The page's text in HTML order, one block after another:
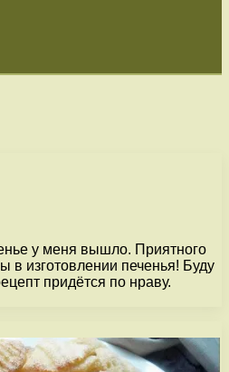
у меня вышло. Приятного
в изготовлении печенья! Буду
придётся по нраву.